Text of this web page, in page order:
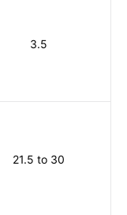
3.5
21.5 to 30